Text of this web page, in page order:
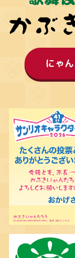
にゃ